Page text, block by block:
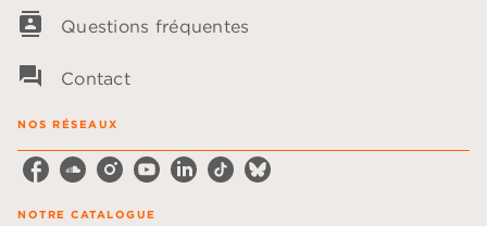
contacts Questions fréquentes
question_answer Contact
NOS RÉSEAUX
NOTRE CATALOGUE